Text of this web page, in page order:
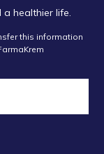
healthier life.
this information